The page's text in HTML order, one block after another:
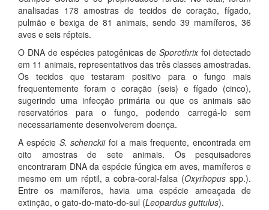
analisadas 178 amostras de tecidos de coração, fígado,
pulmão e bexiga de 81 animais, sendo 39 mamíferos, 36
aves e seis répteis.
O DNA de espécies patogênicas de Sporothrixfoi detectado
em 11 animais, representativos das três classes amostradas.
Os tecidos que testaram positivo para o fungo mais
frequentemente foram o coração (seis) e fígado (cinco),
sugerindo uma infecção primária ou que os animais são
reservatórios para o fungo, podendo carregá-lo sem
necessariamente desenvolverem doença.
A espécie S. schenckiifoi a mais frequente, encontrada em
oito amostras de sete animais. Os pesquisadores
encontraram DNA da espécie fúngica em aves, mamíferos e
mesmo em um réptil, a cobra-coral-falsa (Oxyrhopus spp.).
Entre os mamíferos, havia uma espécie ameaçada de
extinção, o gato-do-mato-do-sul (Leopardus guttulus).